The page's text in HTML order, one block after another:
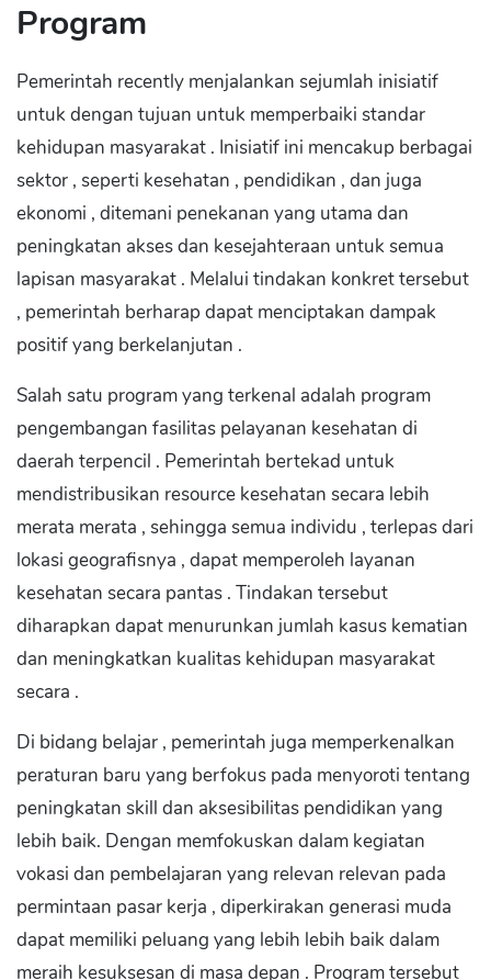
Program
Pemerintah recently menjalankan sejumlah inisiatif
untuk dengan tujuan untuk memperbaiki standar
kehidupan masyarakat . Inisiatif ini mencakup berbagai
sektor , seperti kesehatan , pendidikan , dan juga
ekonomi , ditemani penekanan yang utama dan
peningkatan akses dan kesejahteraan untuk semua
lapisan masyarakat . Melalui tindakan konkret tersebut
, pemerintah berharap dapat menciptakan dampak
positif yang berkelanjutan .
Salah satu program yang terkenal adalah program
pengembangan fasilitas pelayanan kesehatan di
daerah terpencil . Pemerintah bertekad untuk
mendistribusikan resource kesehatan secara lebih
merata merata , sehingga semua individu , terlepas dari
lokasi geografisnya , dapat memperoleh layanan
kesehatan secara pantas . Tindakan tersebut
diharapkan dapat menurunkan jumlah kasus kematian
dan meningkatkan kualitas kehidupan masyarakat
secara .
Di bidang belajar , pemerintah juga memperkenalkan
peraturan baru yang berfokus pada menyoroti tentang
peningkatan skill dan aksesibilitas pendidikan yang
lebih baik. Dengan memfokuskan dalam kegiatan
vokasi dan pembelajaran yang relevan relevan pada
permintaan pasar kerja , diperkirakan generasi muda
dapat memiliki peluang yang lebih lebih baik dalam
meraih kesuksesan di masa depan . Program tersebut